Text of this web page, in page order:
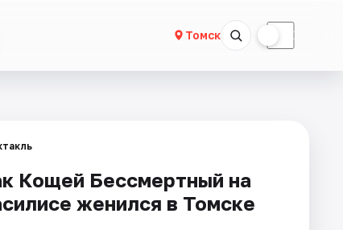
Томск ☾
Кощей Бессмертный на
женился в Томске